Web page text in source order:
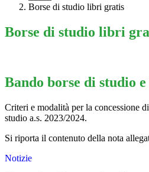
Borse di studio libri gratis
Borse di studio libri
Bando borse di studio
Criteri e modalità per la concessione
studio a.s. 2023/2024.
Si riporta il contenuto della nota
Notizie